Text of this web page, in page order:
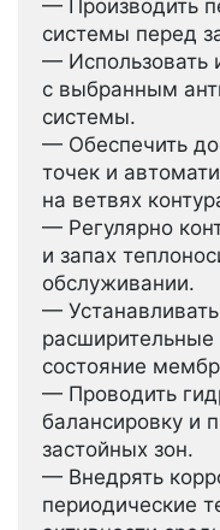
— Производить
системы перед
— Использовать
с выбранным
системы.
— Обеспечить
точек и
на ветвях
— Регулярно
и запах
обслуживании.
—
расширительные
состояние
— Проводить
балансировку и
застойных зон.
— Внедрять
периодические